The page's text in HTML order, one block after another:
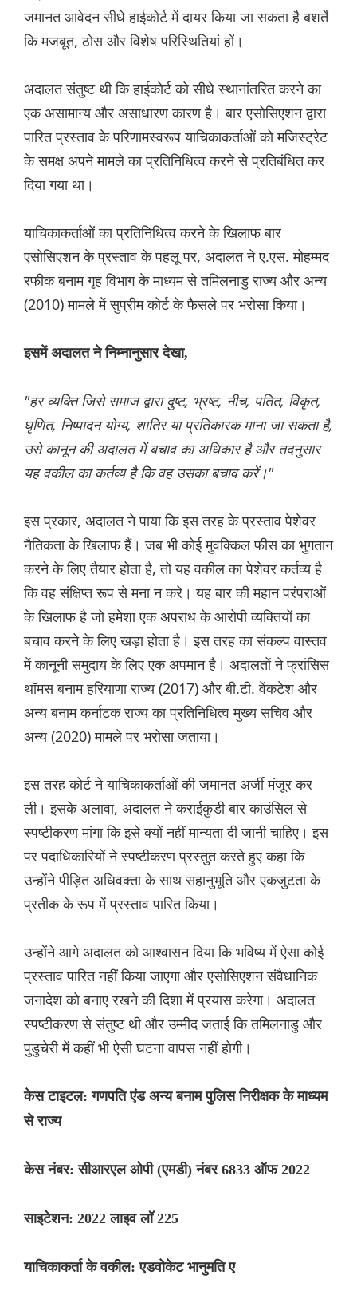
जमानत आवेदन सीधे हाईकोर्ट में दायर किया जा सकता है बशर्ते
कि मजबूत, ठोस और विशेष परिस्थितियां हों।
अदालत संतुष्ट थी कि हाईकोर्ट को सीधे स्थानांतरित करने का
एक असामान्य और असाधारण कारण है। बार एसोसिएशन द्वारा
पारित प्रस्ताव के परिणामस्वरूप याचिकाकर्ताओं को मजिस्ट्रेट
के समक्ष अपने मामले का प्रतिनिधित्व करने से प्रतिबंधित कर
दिया गया था।
याचिकाकर्ताओं का प्रतिनिधित्व करने के खिलाफ बार
एसोसिएशन के प्रस्ताव के पहलू पर, अदालत ने ए.एस. मोहम्मद
रफीक बनाम गृह विभाग के माध्यम से तमिलनाडु राज्य और अन्य
(2010) मामले में सुप्रीम कोर्ट के फैसले पर भरोसा किया।
इसमें अदालत ने निम्नानुसार देखा,
"हर व्यक्ति जिसे समाज द्वारा दुष्ट, भ्रष्ट, नीच, पतित, विकृत,
घृणित, निष्पादन योग्य, शातिर या प्रतिकारक माना जा सकता है,
उसे कानून की अदालत में बचाव का अधिकार है और तदनुसार
यह वकील का कर्तव्य है कि वह उसका बचाव करें।"
इस प्रकार, अदालत ने पाया कि इस तरह के प्रस्ताव पेशेवर
नैतिकता के खिलाफ हैं। जब भी कोई मुवक्किल फीस का भुगतान
करने के लिए तैयार होता है, तो यह वकील का पेशेवर कर्तव्य है
कि वह संक्षिप्त रूप से मना न करे। यह बार की महान परंपराओं
के खिलाफ है जो हमेशा एक अपराध के आरोपी व्यक्तियों का
बचाव करने के लिए खड़ा होता है। इस तरह का संकल्प वास्तव
में कानूनी समुदाय के लिए एक अपमान है। अदालतों ने फ्रांसिस
थॉमस बनाम हरियाणा राज्य (2017) और बी.टी. वेंकटेश और
अन्य बनाम कर्नाटक राज्य का प्रतिनिधित्व मुख्य सचिव और
अन्य (2020) मामले पर भरोसा जताया।
इस तरह कोर्ट ने याचिकाकर्ताओं की जमानत अर्जी मंजूर कर
ली। इसके अलावा, अदालत ने कराईकुडी बार काउंसिल से
स्पष्टीकरण मांगा कि इसे क्यों नहीं मान्यता दी जानी चाहिए। इस
पर पदाधिकारियों ने स्पष्टीकरण प्रस्तुत करते हुए कहा कि
उन्होंने पीड़ित अधिवक्ता के साथ सहानुभूति और एकजुटता के
प्रतीक के रूप में प्रस्ताव पारित किया।
उन्होंने आगे अदालत को आश्वासन दिया कि भविष्य में ऐसा कोई
प्रस्ताव पारित नहीं किया जाएगा और एसोसिएशन संवैधानिक
जनादेश को बनाए रखने की दिशा में प्रयास करेगा। अदालत
स्पष्टीकरण से संतुष्ट थी और उम्मीद जताई कि तमिलनाडु और
पुडुचेरी में कहीं भी ऐसी घटना वापस नहीं होगी।
केस टाइटल: गणपति एंड अन्य बनाम पुलिस निरीक्षक के माध्यम
से राज्य
केस नंबर: सीआरएल ओपी (एमडी) नंबर 6833 ऑफ 2022
साइटेशन: 2022 लाइव लॉ 225
याचिकाकर्ता के वकील: एडवोकेट भानुमति ए